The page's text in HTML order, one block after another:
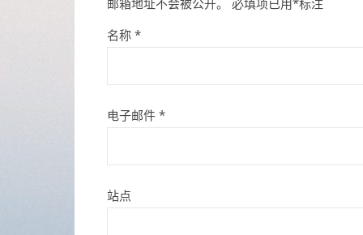
邮箱地址不会被公开。 必填项已用*标注
名称 *
电子邮件 *
站点